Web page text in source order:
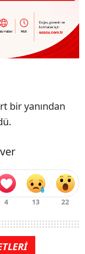
bir yanından